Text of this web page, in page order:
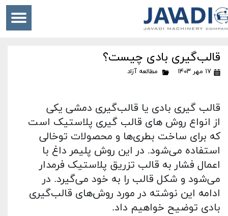
قالب‌گیری بادی چیست؟
۱۷ مهر ۱۴۰۳ مطالعه آزاد
قالب گیری بادی یا قالب‌گیری دمشی یکی
از انواع روش های قالب گیری پلاستیک است
که برای ساخت بطری‌ها و محصولات توخالی
استفاده می‌شود. در این روش پلیمر داغ با
اعمال فشار به قالب تزریق پلاستیک فرمدار
می‌شود و شکل قالب را به خود می‌گیرد. در
ادامه این نوشته در مورد روش‌های قالب‌گیری
بادی توضیح خواهیم داد.